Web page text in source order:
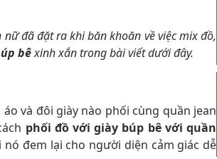
đã đặt ra khi băn khoăn về việc mix đồ,
bêxinh xắn trong bài viết dưới đây.
và đôi giày nào phối cùng quần jean
phối đồ với giày búp bê với quần
đem lại cho người diện cảm giác dễ